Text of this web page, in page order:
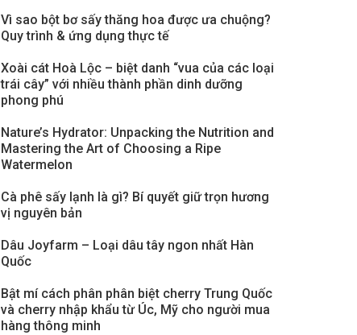
Vì sao bột bơ sấy thăng hoa được ưa chuộng?
Quy trình & ứng dụng thực tế
Xoài cát Hoà Lộc – biệt danh “vua của các loại
trái cây” với nhiều thành phần dinh dưỡng
phong phú
Nature’s Hydrator: Unpacking the Nutrition and
Mastering the Art of Choosing a Ripe
Watermelon
Cà phê sấy lạnh là gì? Bí quyết giữ trọn hương
vị nguyên bản
Dâu Joyfarm – Loại dâu tây ngon nhất Hàn
Quốc
Bật mí cách phân phân biệt cherry Trung Quốc
và cherry nhập khẩu từ Úc, Mỹ cho người mua
hàng thông minh